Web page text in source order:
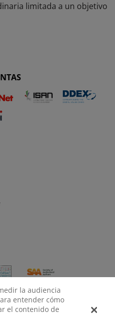
limitada a un objetivo
la audiencia
entender cómo
el contenido de